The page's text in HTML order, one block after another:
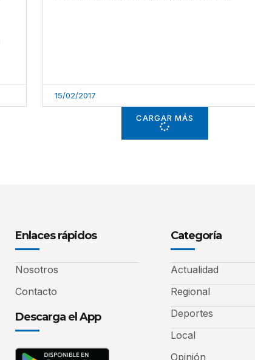
15/02/2017
CARGAR MÁS
Enlaces rápidos
Nosotros
Contacto
Descarga el App
Categoría
Actualidad
Regional
Deportes
Local
Opinión